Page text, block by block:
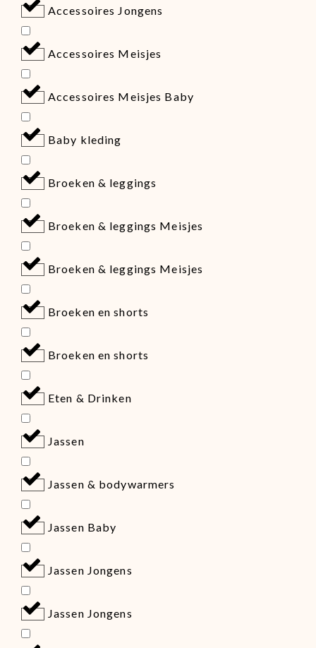
Accessoires Jongens
Accessoires Meisjes
Accessoires Meisjes Baby
Baby kleding
Broeken & leggings
Broeken & leggings Meisjes
Broeken & leggings Meisjes
Broeken en shorts
Broeken en shorts
Eten & Drinken
Jassen
Jassen & bodywarmers
Jassen Baby
Jassen Jongens
Jassen Jongens